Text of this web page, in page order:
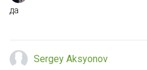
да
Sergey Aksyonov